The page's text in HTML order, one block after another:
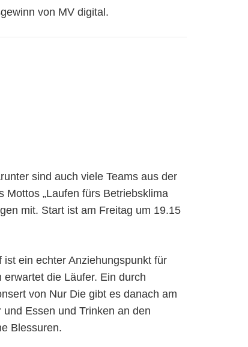
von MV digital.
sind auch viele Teams aus der
„Laufen fürs Betriebsklima
mit. Start ist am Freitag um 19.15
ein echter Anziehungspunkt für
die Läufer. Ein durch
von Nur Die gibt es danach am
Essen und Trinken an den
Blessuren.